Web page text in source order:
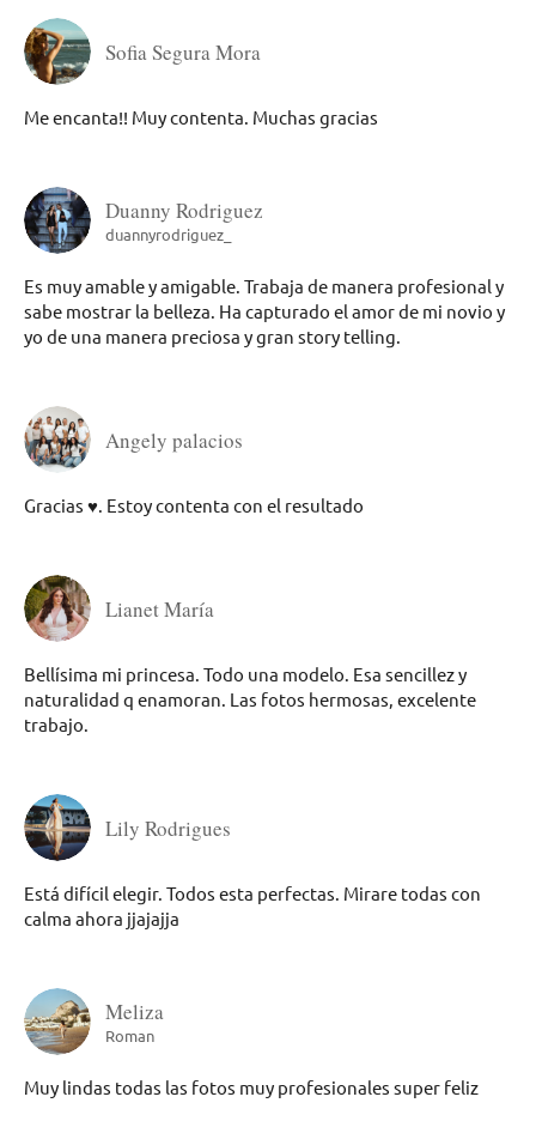
Sofia Segura Mora
Me encanta!! Muy contenta. Muchas gracias
Duanny Rodriguez
duannyrodriguez_
Es muy amable y amigable. Trabaja de manera profesional y
sabe mostrar la belleza. Ha capturado el amor de mi novio y
yo de una manera preciosa y gran story telling.
Angely palacios
Gracias ♥️. Estoy contenta con el resultado
Lianet María
Bellísima mi princesa. Todo una modelo. Esa sencillez y
naturalidad q enamoran. Las fotos hermosas, excelente
trabajo.
Lily Rodrigues
Está difícil elegir. Todos esta perfectas. Mirare todas con
calma ahora jjajajja
Meliza
Roman
Muy lindas todas las fotos muy profesionales super feliz